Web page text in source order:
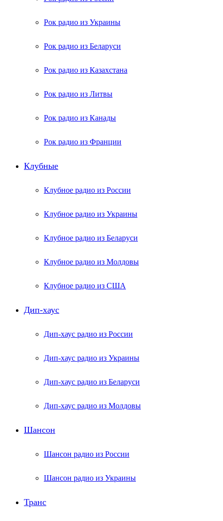
Рок радио из Украины
Рок радио из Беларуси
Рок радио из Казахстана
Рок радио из Литвы
Рок радио из Канады
Рок радио из Франции
Клубные
Клубное радио из России
Клубное радио из Украины
Клубное радио из Беларуси
Клубное радио из Молдовы
Клубное радио из США
Дип-хаус
Дип-хаус радио из России
Дип-хаус радио из Украины
Дип-хаус радио из Беларуси
Дип-хаус радио из Молдовы
Шансон
Шансон радио из России
Шансон радио из Украины
Транс